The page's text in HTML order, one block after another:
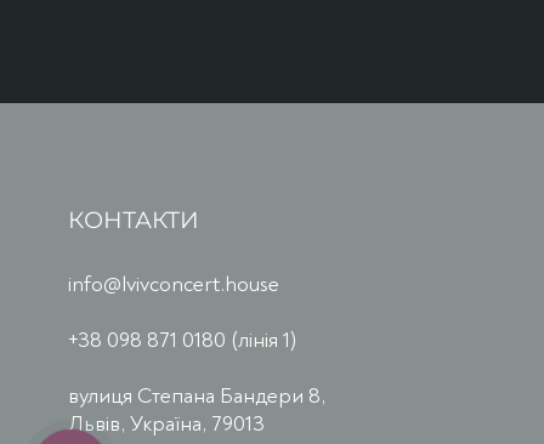
КОНТАКТИ
info@lvivconcert.house
+38 098 871 0180 (лінія 1)
вулиця Степана Бандери 8,
Львів, Україна, 79013